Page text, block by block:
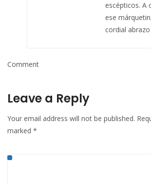
escépticos. A
ese
cordial
Comment
Leave a Reply
Your email address will not be published.
marked *